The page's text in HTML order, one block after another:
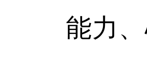
能力